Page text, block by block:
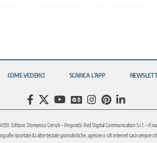
COME VEDERCI SCARICA L’APP
Editore: Domenico Cerruti – Proprietà: Red Digital Communication S.r.l. –
riportate da altre testate giornalistiche, agenzie o siti internet sarà